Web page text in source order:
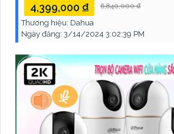
4,399,000 ₫ 6,840,000 ₫
Thương hiệu: Dahua
Ngày đăng: 3/14/2024 3:02:39 PM